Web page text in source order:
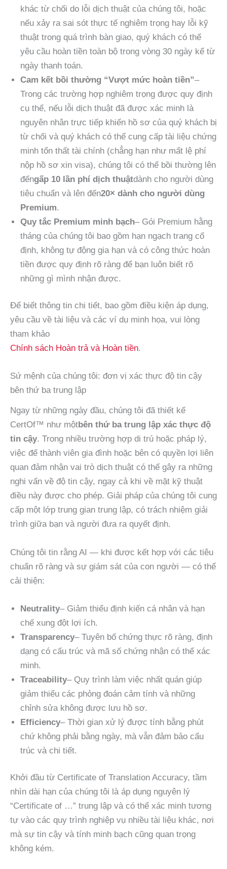
khác từ chối do lỗi dịch thuật của chúng tôi, hoặc
nếu xảy ra sai sót thực tế nghiêm trọng hay lỗi kỹ
thuật trong quá trình bàn giao, quý khách có thể
yêu cầu hoàn tiền toàn bộ trong vòng 30 ngày kể từ
ngày thanh toán.
Cam kết bồi thường “Vượt mức hoàn tiền”–
Trong các trường hợp nghiêm trọng được quy định
cụ thể, nếu lỗi dịch thuật đã được xác minh là
nguyên nhân trực tiếp khiến hồ sơ của quý khách bị
từ chối và quý khách có thể cung cấp tài liệu chứng
minh tổn thất tài chính (chẳng hạn như mất lệ phí
nộp hồ sơ xin visa), chúng tôi có thể bồi thường lên
đếngấp 10 lần phí dịch thuậtdành cho người dùng
tiêu chuẩn và lên đến20× dành cho người dùng
Premium.
Quy tắc Premium minh bạch– Gói Premium hằng
tháng của chúng tôi bao gồm hạn ngạch trang cố
định, không tự động gia hạn và có công thức hoàn
tiền được quy định rõ ràng để bạn luôn biết rõ
những gì mình nhận được.
Để biết thông tin chi tiết, bao gồm điều kiện áp dụng,
yêu cầu về tài liệu và các ví dụ minh họa, vui lòng
tham khảo
Chính sách Hoàn trả và Hoàn tiền.
Sứ mệnh của chúng tôi: đơn vị xác thực độ tin cậy
bên thứ ba trung lập
Ngay từ những ngày đầu, chúng tôi đã thiết kế
CertOf™ như mộtbên thứ ba trung lập xác thực độ
tin cậy. Trong nhiều trường hợp di trú hoặc pháp lý,
việc để thành viên gia đình hoặc bên có quyền lợi liên
quan đảm nhận vai trò dịch thuật có thể gây ra những
nghi vấn về độ tin cậy, ngay cả khi về mặt kỹ thuật
điều này được cho phép. Giải pháp của chúng tôi cung
cấp một lớp trung gian trung lập, có trách nhiệm giải
trình giữa bạn và người đưa ra quyết định.
Chúng tôi tin rằng AI — khi được kết hợp với các tiêu
chuẩn rõ ràng và sự giám sát của con người — có thể
cải thiện:
Neutrality– Giảm thiểu định kiến cá nhân và hạn
chế xung đột lợi ích.
Transparency– Tuyên bố chứng thực rõ ràng, định
dạng có cấu trúc và mã số chứng nhận có thể xác
minh.
Traceability– Quy trình làm việc nhất quán giúp
giảm thiểu các phỏng đoán cảm tính và những
chỉnh sửa không được lưu hồ sơ.
Efficiency– Thời gian xử lý được tính bằng phút
chứ không phải bằng ngày, mà vẫn đảm bảo cấu
trúc và chi tiết.
Khởi đầu từ Certificate of Translation Accuracy, tầm
nhìn dài hạn của chúng tôi là áp dụng nguyên lý
“Certificate of …” trung lập và có thể xác minh tương
tự vào các quy trình nghiệp vụ nhiều tài liệu khác, nơi
mà sự tin cậy và tính minh bạch cũng quan trọng
không kém.